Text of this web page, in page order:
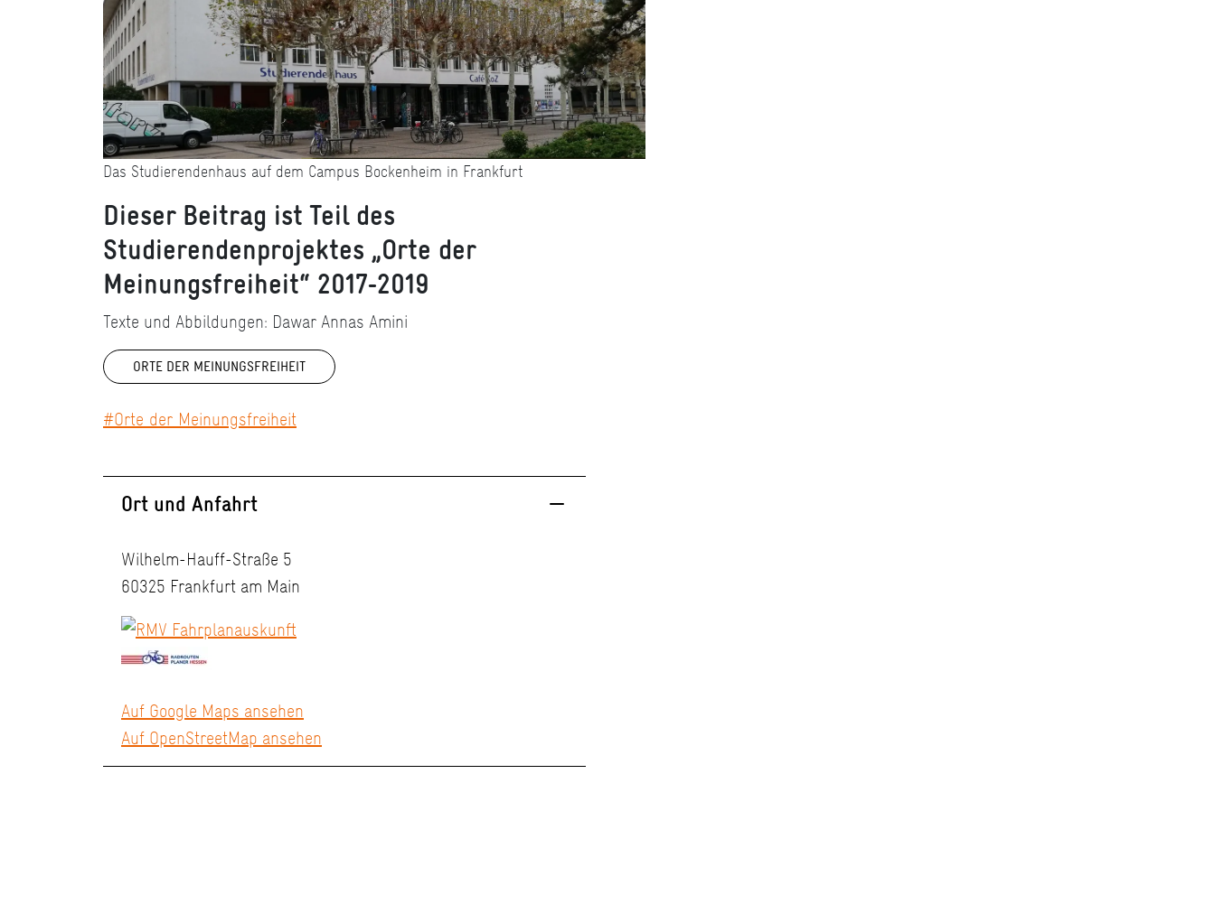
Das Studierendenhaus auf dem Campus Bockenheim in Frankfurt
Dieser Beitrag ist Teil des
Studierendenprojektes „Orte der
Meinungsfreiheit“ 2017-2019
Texte und Abbildungen: Dawar Annas Amini
ORTE DER MEINUNGSFREIHEIT
#Orte_der_Meinungsfreiheit
Ort und Anfahrt
Wilhelm-Hauff-Straße 5
60325 Frankfurt am Main
Auf Google Maps ansehen
Auf OpenStreetMap ansehen